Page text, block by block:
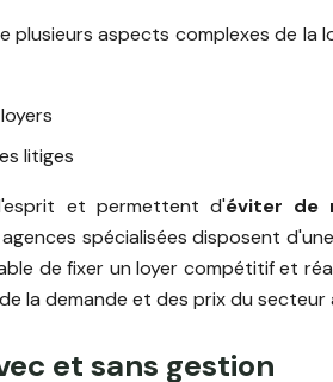
aspects complexes de la
litiges
et permettent d'éviter de
spécialisées disposent
de fixer un loyer compétitif et
la demande et des prix du secteur
et sans gestion